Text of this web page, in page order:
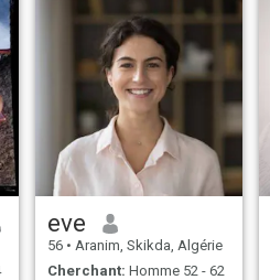
eve
56 • Aranim, Skikda, Algérie
Cherchant: Homme 52 - 62